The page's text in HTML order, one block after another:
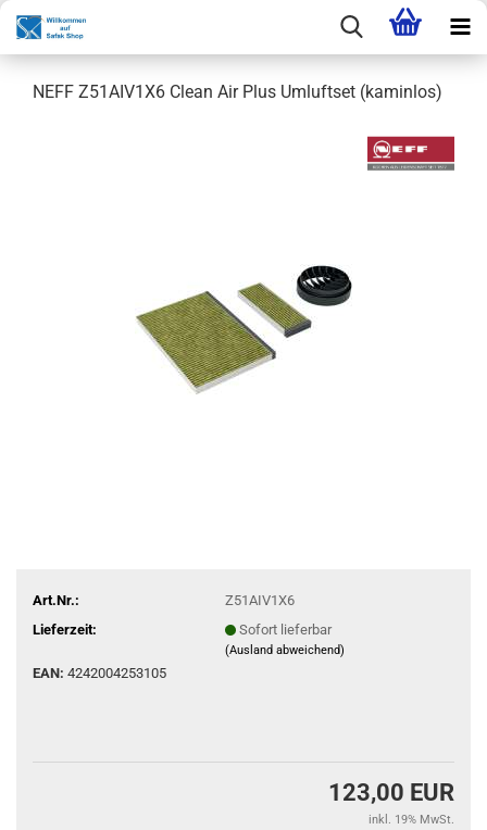
NEFF Z51AIV1X6 Clean Air Plus Umluftset (kaminlos)
Art.Nr.:
Z51AIV1X6
Lieferzeit:
Sofort lieferbar
(Ausland abweichend)
EAN: 4242004253105
123,00 EUR
inkl. 19% MwSt.